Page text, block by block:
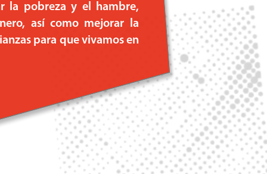
la pobreza y el hambre,
así como mejorar la
para que vivamos en